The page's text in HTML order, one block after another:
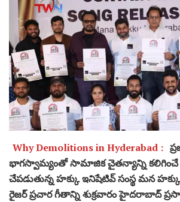
Why Demolitions in Hyderabad :
భాగస్వామ్యంతో సామాజిక చైతన్యాన్ని కలిగించే
చేపడుతున్న హక్కు ఇనిషేటివ్ సంస్థ మన
రైజర్ ప్రచార గీతాన్ని శుక్రవారం హైదరాబాద్